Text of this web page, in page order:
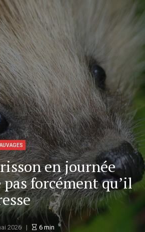
en journée
forcément qu’il
2026 6 min